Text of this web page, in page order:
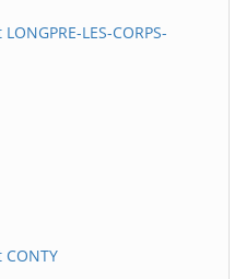
LES-CORPS-